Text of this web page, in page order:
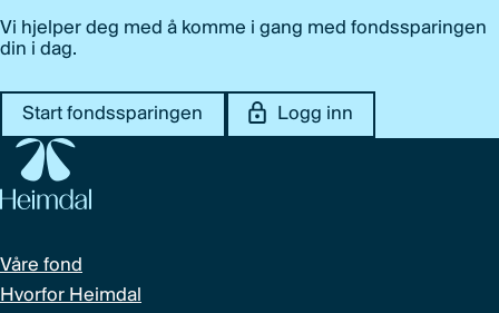
Vi hjelper deg med å komme i gang med fondssparingen
din i dag.
Start fondssparingen Logg inn
Våre fond
Hvorfor Heimdal